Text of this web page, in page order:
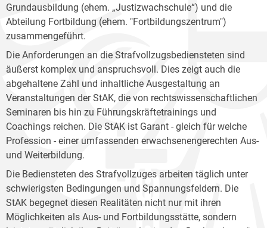
Grundausbildung (ehem. „Justizwachschule“) und die
Abteilung Fortbildung (ehem. "Fortbildungszentrum")
zusammengeführt.
Die Anforderungen an die Strafvollzugsbediensteten sind
äußerst komplex und anspruchsvoll. Dies zeigt auch die
abgehaltene Zahl und inhaltliche Ausgestaltung an
Veranstaltungen der StAK, die von rechtswissenschaftlichen
Seminaren bis hin zu Führungskräftetrainings und
Coachings reichen. Die StAK ist Garant - gleich für welche
Profession - einer umfassenden erwachsenengerechten Aus-
und Weiterbildung.
Die Bediensteten des Strafvollzuges arbeiten täglich unter
schwierigsten Bedingungen und Spannungsfeldern. Die
StAK begegnet diesen Realitäten nicht nur mit ihren
Möglichkeiten als Aus- und Fortbildungsstätte, sondern